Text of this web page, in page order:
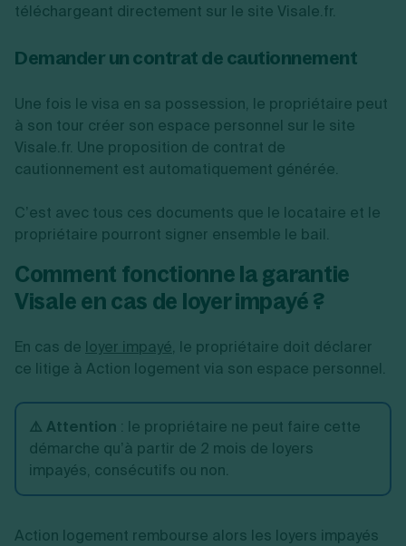
téléchargeant directement sur le site Visale.fr.
Demander un contrat de cautionnement
Une fois le visa en sa possession, le propriétaire peut
à son tour créer son espace personnel sur le site
Visale.fr. Une proposition de contrat de
cautionnement est automatiquement générée.
C’est avec tous ces documents que le locataire et le
propriétaire pourront signer ensemble le bail.
Comment fonctionne la garantie
Visale en cas de loyer impayé ?
En cas de loyer impayé, le propriétaire doit déclarer
ce litige à Action logement via son espace personnel.
⚠️ Attention : le propriétaire ne peut faire cette
démarche qu’à partir de 2 mois de loyers
impayés, consécutifs ou non.
Action logement rembourse alors les loyers impayés